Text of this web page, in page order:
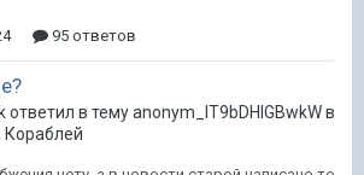
95 ответов
в тему anonym_lT9bDHIGBwkW в